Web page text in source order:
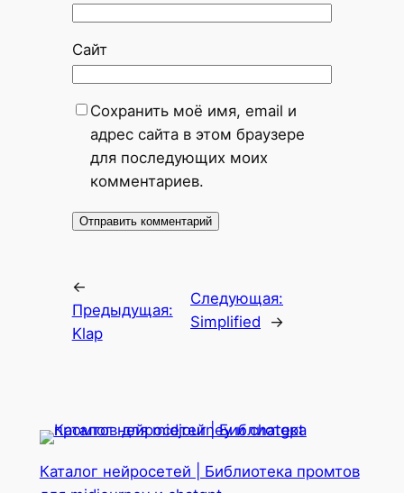
Сайт
Сохранить моё имя, email и
адрес сайта в этом браузере
для последующих моих
комментариев.
←
Предыдущая:
Klap
Следующая:
Simplified
→
Каталог нейросетей | Библиотека промтов